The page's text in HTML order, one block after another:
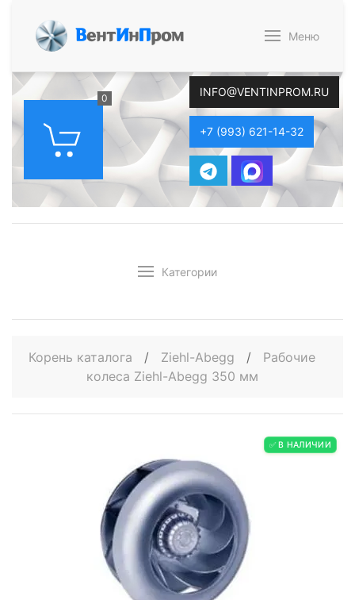
ВентИнПром Меню
0 INFO@VENTINPROM.RU
+7 (993) 621-14-32
Категории
Корень каталога / Ziehl-Abegg /
Рабочие
колеса Ziehl-Abegg 350 мм
✅ В НАЛИЧИИ